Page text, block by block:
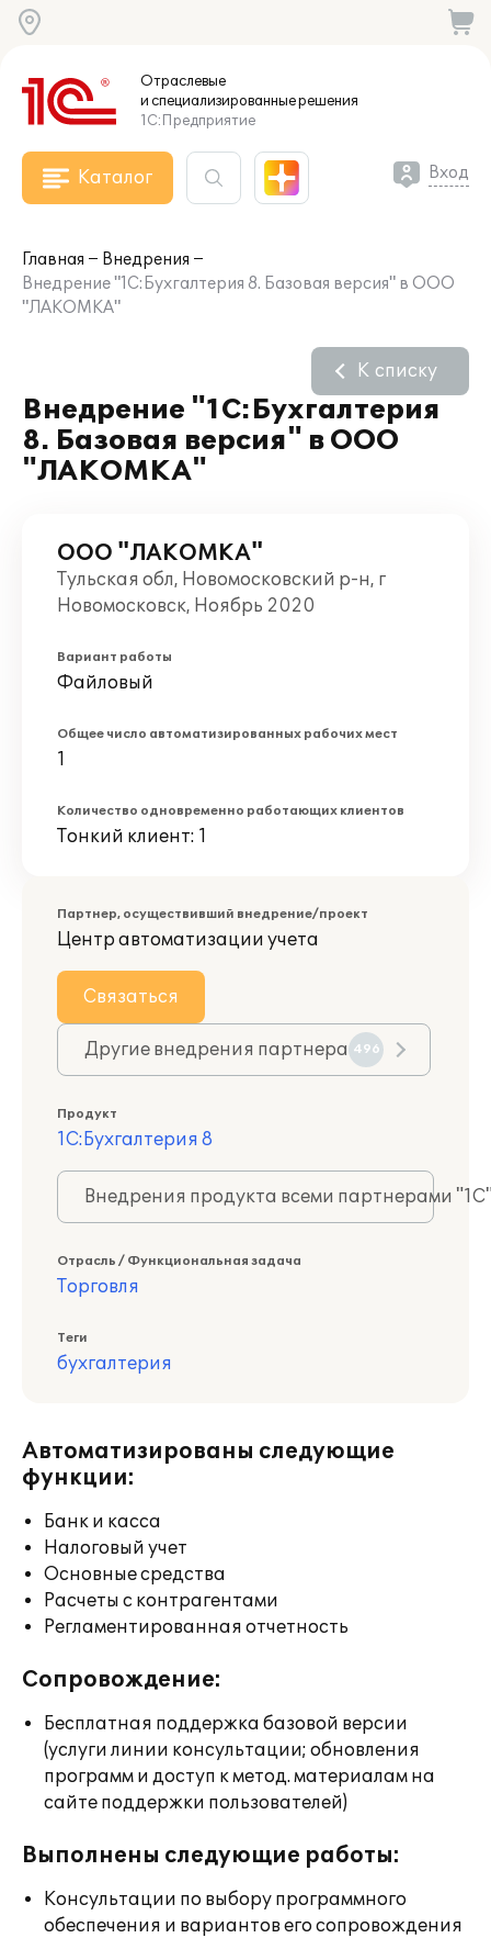
Отраслевые
и специализированныерешения
1С:Предприятие
Каталог Вход
Главная
Внедрения
Внедрение "1С:Бухгалтерия 8. Базовая версия" в ООО
"ЛАКОМКА"
Внедрение "1С:Бухгалтерия
8. Базовая версия" в ООО
"ЛАКОМКА"
К списку
ООО "ЛАКОМКА"
Тульская обл, Новомосковский р-н, г
Новомосковск, Ноябрь 2020
Вариант работы
Файловый
Общее число автоматизированных рабочих мест
1
Количество одновременно работающих клиентов
Тонкий клиент: 1
Партнер, осуществивший внедрение/проект
Центр автоматизации учета
Связаться
Другие внедрения партнера 496
Продукт
1С:Бухгалтерия 8
Внедрения продукта всеми партнерами
Отрасль / Функциональная задача
Торговля
Теги
бухгалтерия
Автоматизированы следующие
функции:
Банк и касса
Налоговый учет
Основные средства
Расчеты с контрагентами
Регламентированная отчетность
Сопровождение:
Бесплатная поддержка базовой версии
(услуги линии консультации; обновления
программ и доступ к метод. материалам на
сайте поддержки пользователей)
Выполнены следующие работы:
Консультации по выбору программного
обеспечения и вариантов его сопровождения